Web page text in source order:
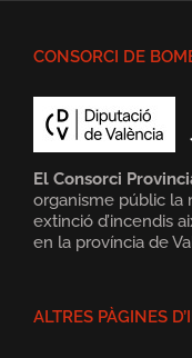
CONSORCI DE
El Consorci
organisme públic la
extinció d’incendis
en la província de
ALTRES PÀGINES